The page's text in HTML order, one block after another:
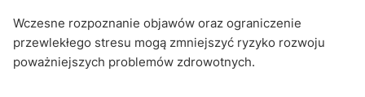
Wczesne rozpoznanie objawów oraz ograniczenie
przewlekłego stresu mogą zmniejszyć ryzyko rozwoju
poważniejszych problemów zdrowotnych.